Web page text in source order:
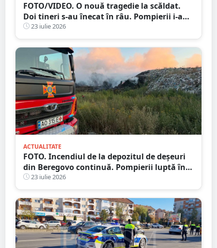
FOTO/VIDEO. O nouă tragedie la scăldat.
Doi tineri s-au înecat în râu. Pompierii i-au
găsit după două zile
23 iulie 2026
ACTUALITATE
FOTO. Incendiul de la depozitul de deșeuri
din Beregovo continuă. Pompierii luptă în
continuare cu focarele ascunse
23 iulie 2026